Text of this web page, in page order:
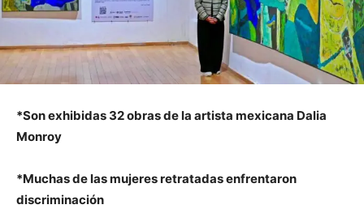
*Son exhibidas 32 obras de la artista mexicana Dalia
Monroy
*Muchas de las mujeres retratadas enfrentaron
discriminación